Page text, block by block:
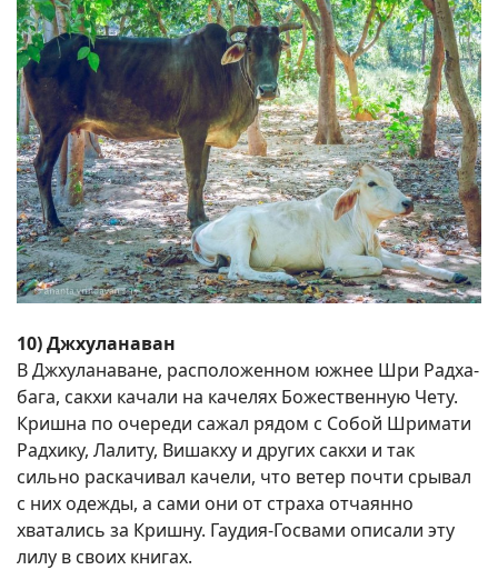
10) Джхуланаван
В Джхуланаване, расположенном южнее Шри Радха-
бага, сакхи качали на качелях Божественную Чету.
Кришна по очереди сажал рядом с Собой Шримати
Радхику, Лалиту, Вишакху и других сакхи и так
сильно раскачивал качели, что ветер почти срывал
с них одежды, а сами они от страха отчаянно
хватались за Кришну. Гаудия-Госвами описали эту
лилу в своих книгах.